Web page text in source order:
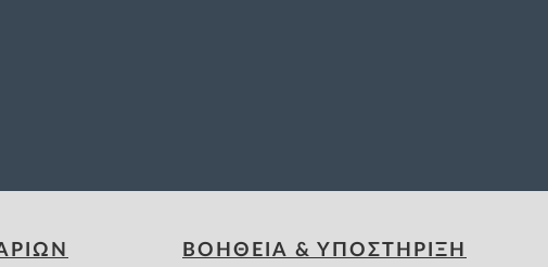
ΒΟΗΘΕΙΑ & ΥΠΟΣΤΗΡΙΞΗ